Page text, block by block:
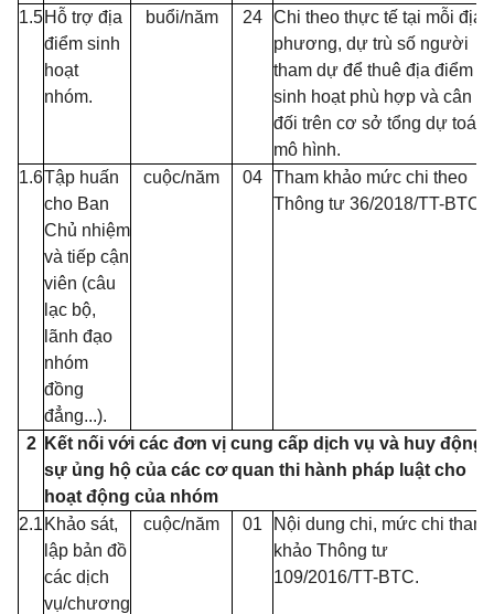
1.5Hỗ trợ địa
điểm sinh
hoạt
nhóm.
buổi/năm 24 Chi theo thực tế tại mỗi địa
phương, dự trù số người
tham dự để thuê địa điểm
sinh hoạt phù hợp và cân
đối trên cơ sở tổng dự toán
mô hình.
1.6Tập huấn
cho Ban
Chủ nhiệm
và tiếp cận
viên (câu
lạc bộ,
lãnh đạo
nhóm
đồng
đẳng...).
cuộc/năm 04 Tham khảo mức chi theo
Thông tư 36/2018/TT-BTC.
2
Kết nối với các đơn vị cung cấp dịch vụ và huy động
sự ủng hộ của các cơ quan thi hành pháp luật cho
hoạt động của nhóm
2.1 Khảo sát,
lập bản đồ
các dịch
vụ/chương
cuộc/năm 01
Nội dung chi, mức chi tham
khảo Thông tư
109/2016/TT-BTC.